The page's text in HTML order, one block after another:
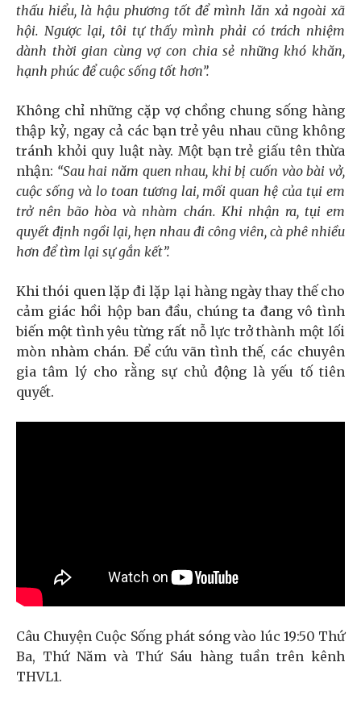
thấu hiểu, là hậu phương tốt để mình lăn xả ngoài xã
hội. Ngược lại, tôi tự thấy mình phải có trách nhiệm
dành thời gian cùng vợ con chia sẻ những khó khăn,
hạnh phúc để cuộc sống tốt hơn”.
Không chỉ những cặp vợ chồng chung sống hàng
thập kỷ, ngay cả các bạn trẻ yêu nhau cũng không
tránh khỏi quy luật này. Một bạn trẻ giấu tên thừa
nhận: “Sau hai năm quen nhau, khi bị cuốn vào bài vở,
cuộc sống và lo toan tương lai, mối quan hệ của tụi em
trở nên bão hòa và nhàm chán. Khi nhận ra, tụi em
quyết định ngồi lại, hẹn nhau đi công viên, cà phê nhiều
hơn để tìm lại sự gắn kết”.
Khi thói quen lặp đi lặp lại hàng ngày thay thế cho
cảm giác hồi hộp ban đầu, chúng ta đang vô tình
biến một tình yêu từng rất nỗ lực trở thành một lối
mòn nhàm chán. Để cứu vãn tình thế, các chuyên
gia tâm lý cho rằng sự chủ động là yếu tố tiên
quyết.
Câu Chuyện Cuộc Sống phát sóng vào lúc 19:50 Thứ
Ba, Thứ Năm và Thứ Sáu hàng tuần trên kênh
THVL1.